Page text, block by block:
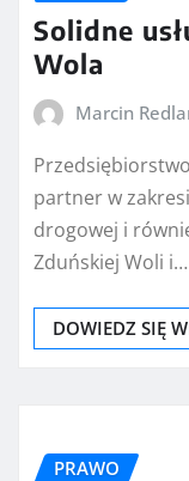
Solidne
Wola
Marcin
partner w
drogowej i
Zduńskiej Woli i…
DOWIEDZ SIĘ
PRAWO